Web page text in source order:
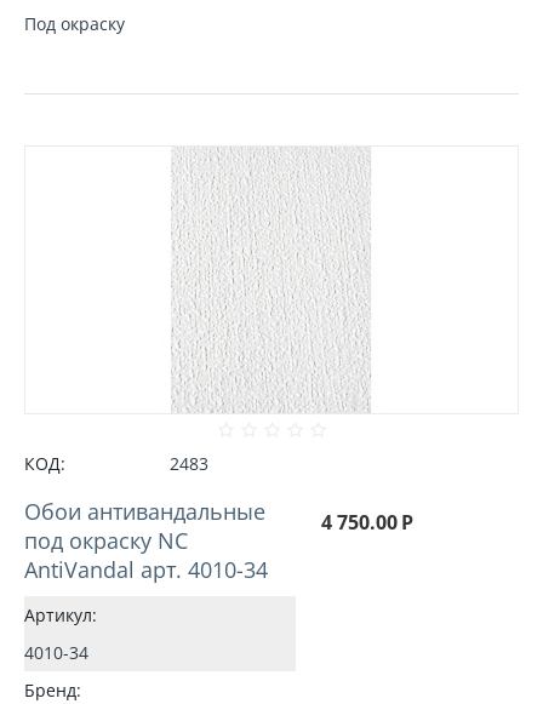
Под окраску
КОД: 2483
Обои антивандальные
под окраску NC
AntiVandal арт. 4010-34
Артикул:
4010-34
Бренд:
4 750.00Р